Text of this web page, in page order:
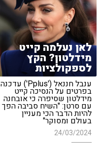
לאן נעלמה קייט
מידלטון? הקץ
לספקולציות
ענבל חננאל ('Pplus') עדכנה
בפרטים על הנסיכה קייט
מידלטון שסיפרה כי אובחנה
עם סרטן: "השיח סביבה הפך
להיות הדבר הכי מעניין
בעולם ומסוקר"
24/03/2024